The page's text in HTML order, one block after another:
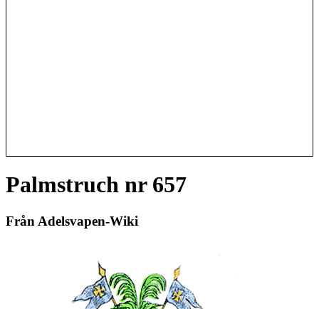
Palmstruch nr 657
Från Adelsvapen-Wiki